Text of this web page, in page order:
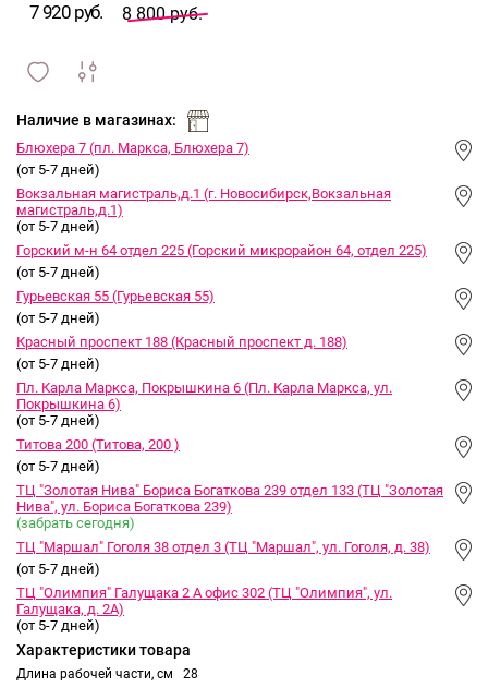
7 920 руб. 8 800 руб.
и
Наличие в магазинах:
Блюхера 7 (пл. Маркса, Блюхера 7)
(от 5-7 дней)
Вокзальная магистраль,д.1 (г. Новосибирск,Вокзальная
магистраль,д.1)
(от 5-7 дней)
Горский м-н 64 отдел 225 (Горский микрорайон 64, отдел 225)
(от 5-7 дней)
Гурьевская 55 (Гурьевская 55)
(от 5-7 дней)
Красный проспект 188 (Красный проспект д. 188)
(от 5-7 дней)
Пл. Карла Маркса, Покрышкина 6 (Пл. Карла Маркса, ул.
Покрышкина 6)
(от 5-7 дней)
Титова 200 (Титова, 200 )
(от 5-7 дней)
ТЦ "Золотая Нива" Бориса Богаткова 239 отдел 133 (ТЦ "Золотая
Нива", ул. Бориса Богаткова 239)
(забрать сегодня)
ТЦ "Маршал" Гоголя 38 отдел 3 (ТЦ "Маршал", ул. Гоголя, д. 38)
(от 5-7 дней)
ТЦ "Олимпия" Галущака 2 А офис 302 (ТЦ "Олимпия", ул.
Галущака, д. 2А)
(от 5-7 дней)
Характеристики товара
Длина рабочей части, см 28